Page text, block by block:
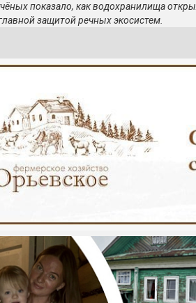
показало, как водохранилища
защитой речных экосистем.